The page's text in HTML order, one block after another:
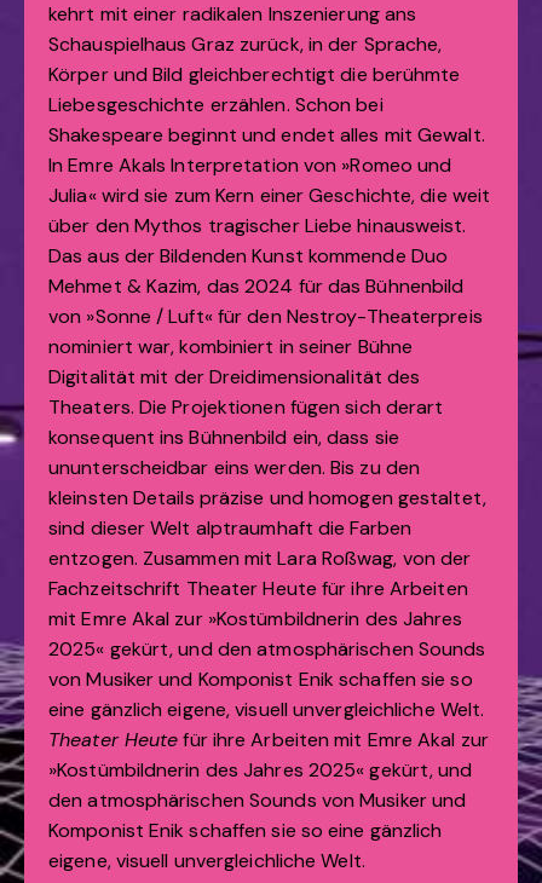
kehrt mit einer radikalen Inszenierung ans
Schauspielhaus Graz zurück, in der Sprache,
Körper und Bild gleichberechtigt die berühmte
Liebesgeschichte erzählen. Schon bei
Shakespeare beginnt und endet alles mit Gewalt.
In Emre Akals Interpretation von »Romeo und
Julia« wird sie zum Kern einer Geschichte, die weit
über den Mythos tragischer Liebe hinausweist.
Das aus der Bildenden Kunst kommende Duo
Mehmet & Kazim, das 2024 für das Bühnenbild
von »Sonne / Luft« für den Nestroy-Theaterpreis
nominiert war, kombiniert in seiner Bühne
Digitalität mit der Dreidimensionalität des
Theaters. Die Projektionen fügen sich derart
konsequent ins Bühnenbild ein, dass sie
ununterscheidbar eins werden. Bis zu den
kleinsten Details präzise und homogen gestaltet,
sind dieser Welt alptraumhaft die Farben
entzogen. Zusammen mit Lara Roßwag, von der
Fachzeitschrift Theater Heute für ihre Arbeiten
mit Emre Akal zur »Kostümbildnerin des Jahres
2025« gekürt, und den atmosphärischen Sounds
von Musiker und Komponist Enik schaffen sie so
eine gänzlich eigene, visuell unvergleichliche Welt.
Theater Heutefür ihre Arbeiten mit Emre Akal zur
»Kostümbildnerin des Jahres 2025« gekürt, und
den atmosphärischen Sounds von Musiker und
Komponist Enik schaffen sie so eine gänzlich
eigene, visuell unvergleichliche Welt.